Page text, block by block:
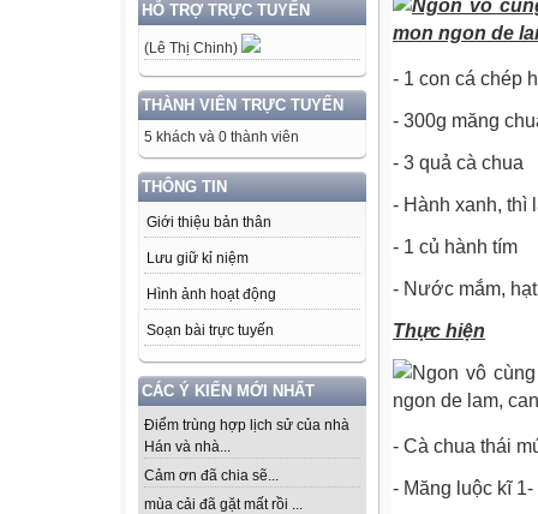
HỖ TRỢ TRỰC TUYẾN
(Lê Thị Chinh)
THÀNH VIÊN TRỰC TUYẾN
5 khách và 0 thành viên
THÔNG TIN
Giới thiệu bản thân
Lưu giữ kỉ niệm
Hình ảnh hoạt động
Soạn bài trực tuyến
CÁC Ý KIẾN MỚI NHẤT
Điểm trùng hợp lịch sử của nhà
Hán và nhà...
Cảm ơn đã chia sẽ...
mùa cải đã gặt mất rồi ...
- 1 con cá chép
- 300g măng
- 3 quả cà chua
- Hành xanh, thì
- 1 củ hành tím
- Nước mắm,
Thực hiện
- Cà chua thái
- Măng luộc kĩ